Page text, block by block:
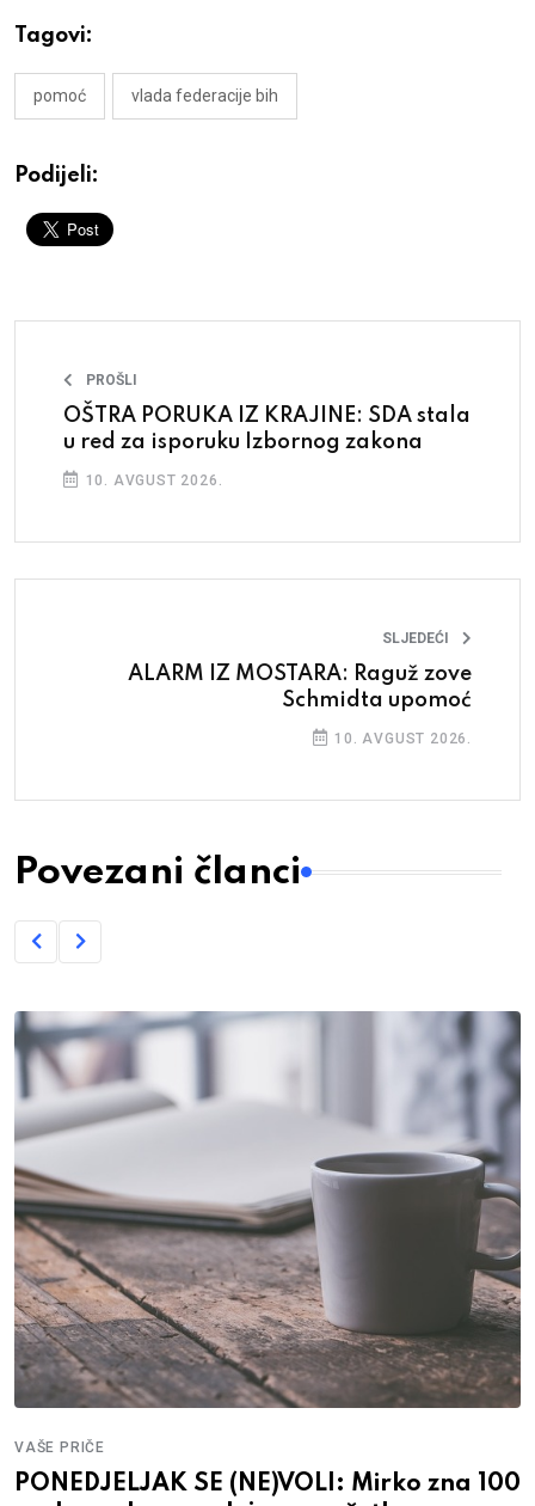
Tagovi:
pomoć vlada federacije bih
Podijeli:
PROŠLI
OŠTRA PORUKA IZ KRAJINE: SDA stala
u red za isporuku Izbornog zakona
10. AVGUST 2026.
SLJEDEĆI
ALARM IZ MOSTARA: Raguž zove
Schmidta upomoć
10. AVGUST 2026.
Povezani članci
VAŠE PRIČE
PONEDJELJAK SE (NE)VOLI: Mirko zna 100